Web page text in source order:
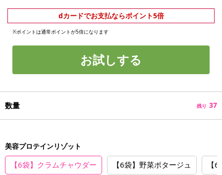
dカードでお支払ならポイント5倍
※ポイントは通常ポイントが5倍になります
お試しする
数量 残り 37
美容プロテインリゾット
【6袋】クラムチャウダー 【6袋】野菜ポタージュ 【